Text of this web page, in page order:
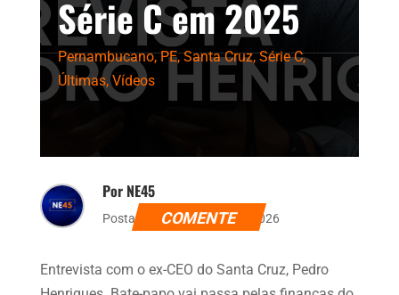
Série C em 2025
Pernambucano,PE,Santa Cruz,Série C,
Últimas,Vídeos
Por NE45
Postado dia 22 de maio de 2026
COMENTE
Entrevista com o ex-CEO do Santa Cruz, Pedro